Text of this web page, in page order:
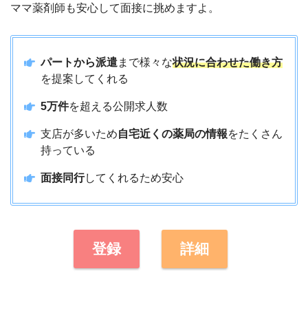
ママ薬剤師も安心して面接に挑めますよ。
パートから派遣まで様々な状況に合わせた働き方
を提案してくれる
5万件を超える公開求人数
支店が多いため自宅近くの薬局の情報をたくさん
持っている
面接同行してくれるため安心
登録 詳細